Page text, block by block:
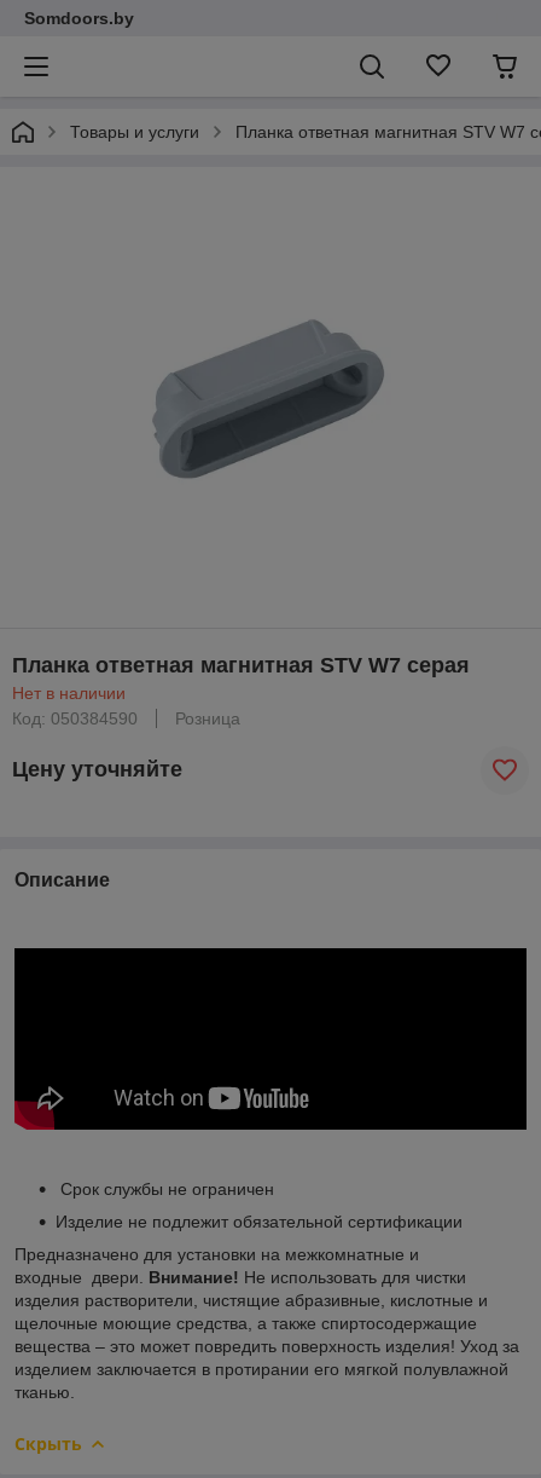
Somdoors.by
Товары и услуги Планка ответная магнитная STV W7
Планка ответная магнитная STV W7 серая
Нет в наличии
Код: 050384590
Розница
Цену уточняйте
Описание
Срок службы не ограничен
Изделие не подлежит обязательной сертификации
Предназначено для установки на межкомнатные и
входные двери.
Внимание! Не использовать для чистки
изделия растворители, чистящие абразивные, кислотные и
щелочные моющие средства, а также спиртосодержащие
вещества – это может повредить поверхность изделия! Уход за
изделием заключается в протирании его мягкой полувлажной
тканью.
Скрыть